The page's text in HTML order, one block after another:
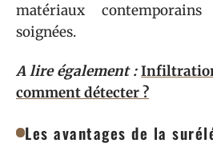
matériaux
soignées.
A lire également :
comment détecter ?
Les avantages de la